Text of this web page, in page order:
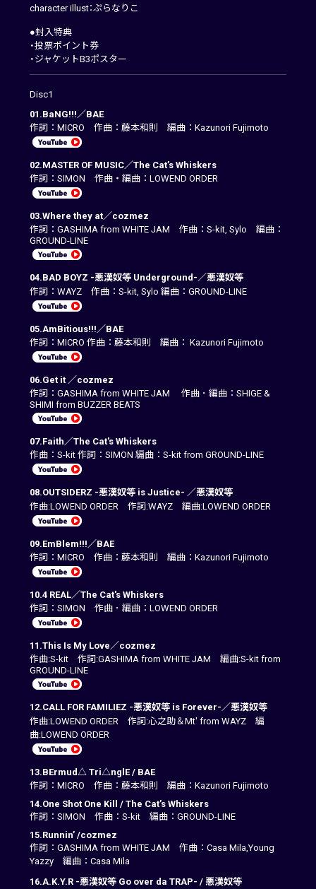
character illust：ぷらなりこ
●封入特典
・投票ポイント券
・ジャケットB3ポスター
Disc1
01.BaNG!!!／BAE
作詞：MICRO 作曲：藤本和則 編曲：Kazunori Fujimoto
02.MASTER OF MUSIC／The Cat’s Whiskers
作詞：SIMON 作曲・編曲：LOWEND ORDER
03.Where they at／cozmez
作詞：GASHIMA from WHITE JAM 作曲：S-kit, Sylo 編曲：
GROUND-LINE
04.BAD BOYZ -悪漢奴等 Underground-／悪漢奴等
作詞：WAYZ 作曲：S-kit, Sylo 編曲：GROUND-LINE
05.AmBitious!!!／BAE
作詞：MICRO 作曲：藤本和則 編曲： Kazunori Fujimoto
06.Get it ／cozmez
作詞：GASHIMA from WHITE JAM 作曲 ･ 編曲：SHIGE &
SHIMI from BUZZER BEATS
07.Faith／The Cat's Whiskers
作曲：S-kit 作詞：SIMON 編曲：S-kit from GROUND-LINE
08.OUTSIDERZ -悪漢奴等 is Justice- ／悪漢奴等
作曲:LOWEND ORDER 作詞:WAYZ 編曲:LOWEND ORDER
09.EmBlem!!!／BAE
作詞：MICRO 作曲：藤本和則 編曲：Kazunori Fujimoto
10.4 REAL／The Cat's Whiskers
作詞：SIMON 作曲 ･ 編曲：LOWEND ORDER
11.This Is My Love／cozmez
作曲:S-kit 作詞:GASHIMA from WHITE JAM 編曲:S-kit from
GROUND-LINE
12.CALL FOR FAMILIEZ -悪漢奴等 is Forever-／悪漢奴等
作曲:LOWEND ORDER 作詞:心之助＆Mt' from WAYZ 編
曲:LOWEND ORDER
13.BErmud△ Tri△nglE / BAE
作詞：MICRO 作曲：藤本和則 編曲：Kazunori Fujimoto
14.One Shot One Kill / The Cat’s Whiskers
作詞：SIMON 作曲：S-kit 編曲：GROUND-LINE
15.Runnin’ /cozmez
作詞：GASHIMA from WHITE JAM 作曲：Casa Mila,Young
Yazzy 編曲：Casa Mila
16.A.K.Y.R -悪漢奴等 Go over da TRAP- / 悪漢奴等